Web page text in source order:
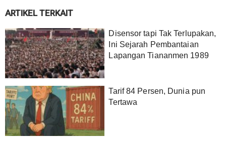
ARTIKEL TERKAIT
Disensor tapi Tak Terlupakan,
Ini Sejarah Pembantaian
Lapangan Tiananmen 1989
Tarif 84 Persen, Dunia pun
Tertawa